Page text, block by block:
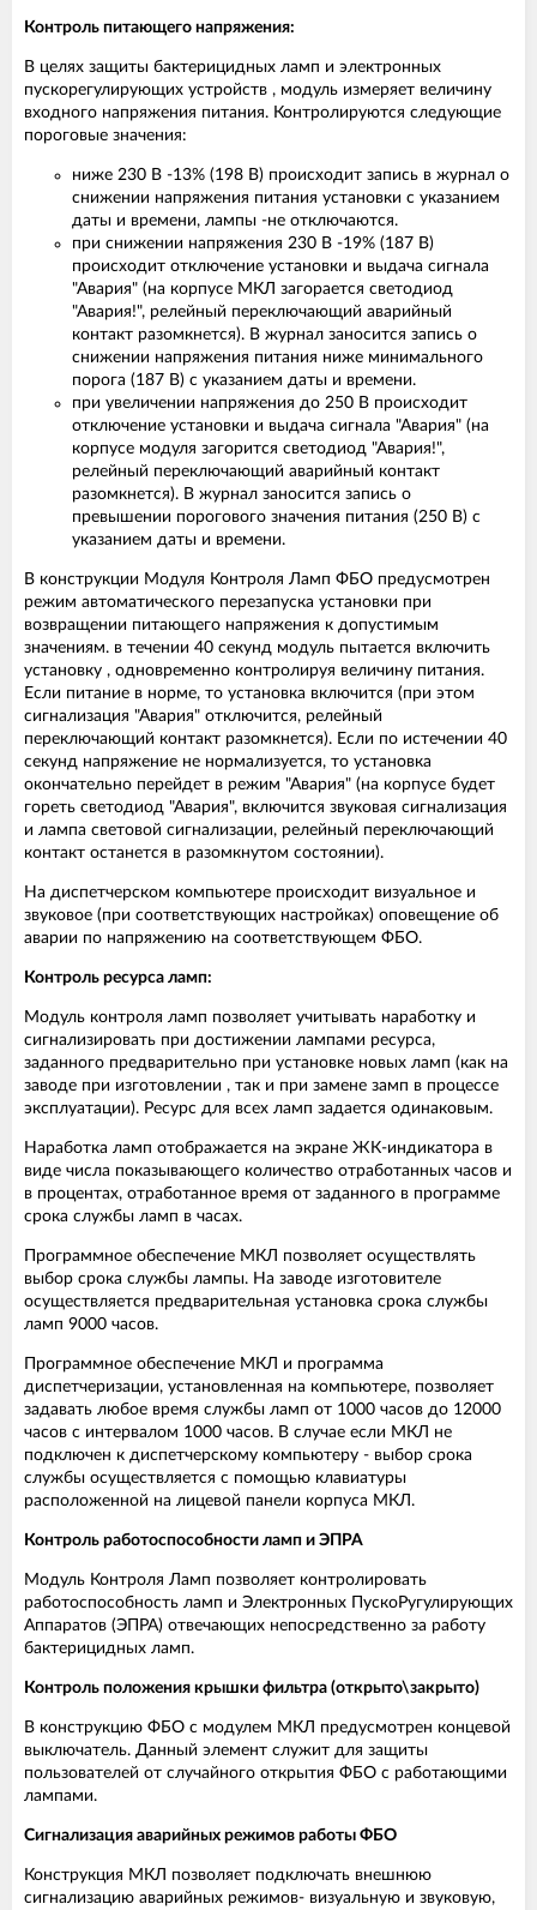
Контроль питающего напряжения:
В целях защиты бактерицидных ламп и электронных
пускорегулирующих устройств , модуль измеряет величину
входного напряжения питания. Контролируются следующие
пороговые значения:
ниже 230 В -13% (198 В) происходит запись в журнал о
снижении напряжения питания установки с указанием
даты и времени, лампы -не отключаются.
при снижении напряжения 230 В -19% (187 В)
происходит отключение установки и выдача сигнала
"Авария" (на корпусе МКЛ загорается светодиод
"Авария!", релейный переключающий аварийный
контакт разомкнется). В журнал заносится запись о
снижении напряжения питания ниже минимального
порога (187 В) с указанием даты и времени.
при увеличении напряжения до 250 В происходит
отключение установки и выдача сигнала "Авария" (на
корпусе модуля загорится светодиод "Авария!",
релейный переключающий аварийный контакт
разомкнется). В журнал заносится запись о
превышении порогового значения питания (250 В) с
указанием даты и времени.
В конструкции Модуля Контроля Ламп ФБО предусмотрен
режим автоматического перезапуска установки при
возвращении питающего напряжения к допустимым
значениям. в течении 40 секунд модуль пытается включить
установку , одновременно контролируя величину питания.
Если питание в норме, то установка включится (при этом
сигнализация "Авария" отключится, релейный
переключающий контакт разомкнется). Если по истечении 40
секунд напряжение не нормализуется, то установка
окончательно перейдет в режим "Авария" (на корпусе будет
гореть светодиод "Авария", включится звуковая сигнализация
и лампа световой сигнализации, релейный переключающий
контакт останется в разомкнутом состоянии).
На диспетчерском компьютере происходит визуальное и
звуковое (при соответствующих настройках) оповещение об
аварии по напряжению на соответствующем ФБО.
Контроль ресурса ламп:
Модуль контроля ламп позволяет учитывать наработку и
сигнализировать при достижении лампами ресурса,
заданного предварительно при установке новых ламп (как на
заводе при изготовлении , так и при замене замп в процессе
эксплуатации). Ресурс для всех ламп задается одинаковым.
Наработка ламп отображается на экране ЖК-индикатора в
виде числа показывающего количество отработанных часов и
в процентах, отработанное время от заданного в программе
срока службы ламп в часах.
Программное обеспечение МКЛ позволяет осуществлять
выбор срока службы лампы. На заводе изготовителе
осуществляется предварительная установка срока службы
ламп 9000 часов.
Программное обеспечение МКЛ и программа
диспетчеризации, установленная на компьютере, позволяет
задавать любое время службы ламп от 1000 часов до 12000
часов с интервалом 1000 часов. В случае если МКЛ не
подключен к диспетчерскому компьютеру - выбор срока
службы осуществляется с помощью клавиатуры
расположенной на лицевой панели корпуса МКЛ.
Контроль работоспособности ламп и ЭПРА
Модуль Контроля Ламп позволяет контролировать
работоспособность ламп и Электронных ПускоРугулирующих
Аппаратов (ЭПРА) отвечающих непосредственно за работу
бактерицидных ламп.
Контроль положения крышки фильтра (открыто\закрыто)
В конструкцию ФБО с модулем МКЛ предусмотрен концевой
выключатель. Данный элемент служит для защиты
пользователей от случайного открытия ФБО с работающими
лампами.
Сигнализация аварийных режимов работы ФБО
Конструкция МКЛ позволяет подключать внешнюю
сигнализацию аварийных режимов- визуальную и звуковую,